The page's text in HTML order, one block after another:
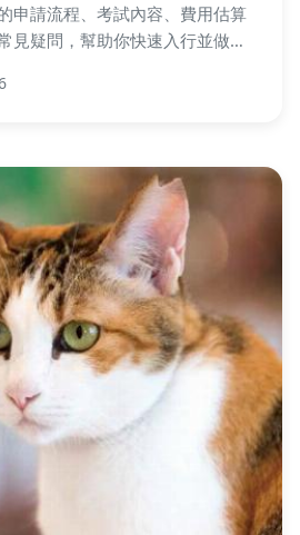
申請流程、考試內容、費用估算
見疑問，幫助你快速入行並做出